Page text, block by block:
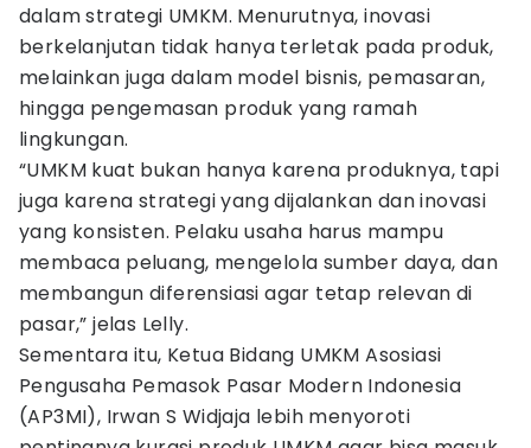
dalam strategi UMKM. Menurutnya, inovasi
berkelanjutan tidak hanya terletak pada produk,
melainkan juga dalam model bisnis, pemasaran,
hingga pengemasan produk yang ramah
lingkungan.
“UMKM kuat bukan hanya karena produknya, tapi
juga karena strategi yang dijalankan dan inovasi
yang konsisten. Pelaku usaha harus mampu
membaca peluang, mengelola sumber daya, dan
membangun diferensiasi agar tetap relevan di
pasar,” jelas Lelly.
Sementara itu, Ketua Bidang UMKM Asosiasi
Pengusaha Pemasok Pasar Modern Indonesia
(AP3MI), Irwan S Widjaja lebih menyoroti